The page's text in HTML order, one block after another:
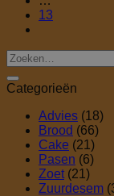
13
Categorieën
Advies (18)
Brood (66)
Cake (21)
Pasen (6)
Zoet (21)
Zuurdesem